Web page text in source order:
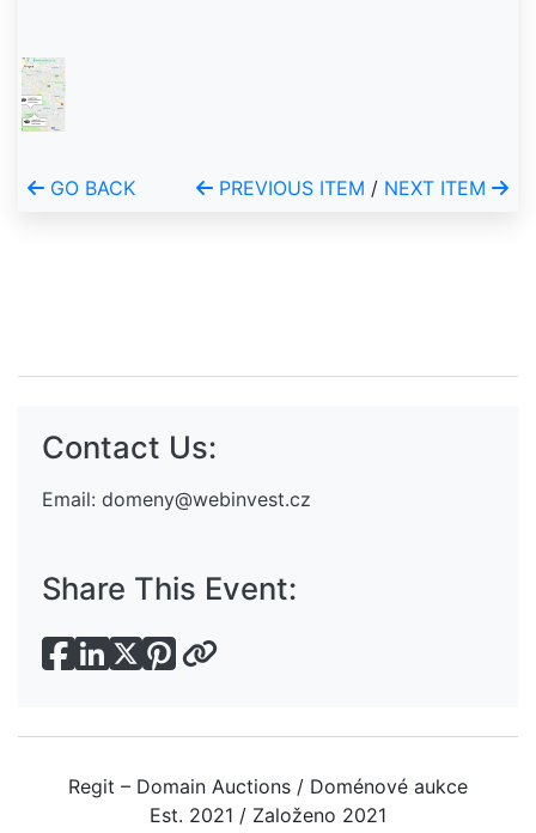
GO BACK PREVIOUS ITEM / NEXT ITEM
Contact Us:
Email: domeny@webinvest.cz
Share This Event:
Regit – Domain Auctions / Doménové aukce
Est. 2021 / Založeno 2021